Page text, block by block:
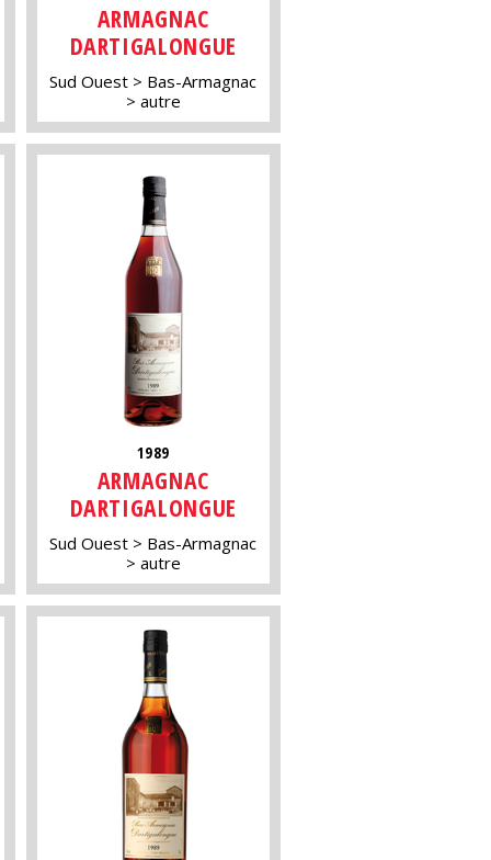
ARMAGNAC
DARTIGALONGUE
Sud Ouest
Bas-Armagnac
autre
1989
ARMAGNAC
DARTIGALONGUE
Sud Ouest
Bas-Armagnac
autre